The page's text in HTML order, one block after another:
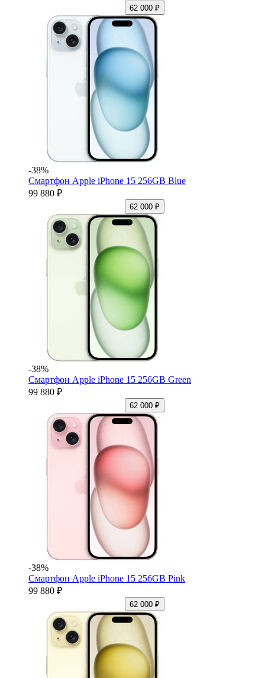
62 000 ₽
-38%
Смартфон Apple iPhone 15 256GB Blue
99 880 ₽
62 000 ₽
-38%
Смартфон Apple iPhone 15 256GB Green
99 880 ₽
62 000 ₽
-38%
Смартфон Apple iPhone 15 256GB Pink
99 880 ₽
62 000 ₽